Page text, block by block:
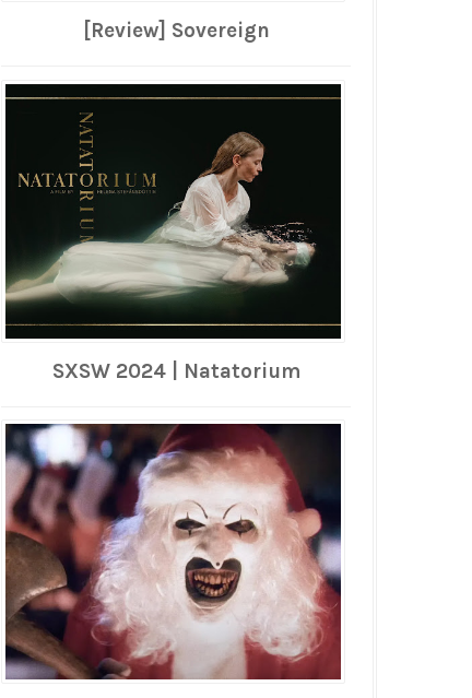
[Review] Sovereign
SXSW 2024 | Natatorium